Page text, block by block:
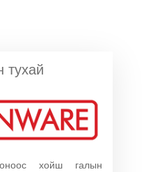
тухай
хойш галын